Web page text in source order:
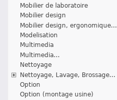
Mobilier de laboratoire
Mobilier design
Mobilier design, ergonomique...
Modelisation
Multimedia
Multimedia...
Nettoyage
Nettoyage, Lavage, Brossage...
Option
Option (montage usine)